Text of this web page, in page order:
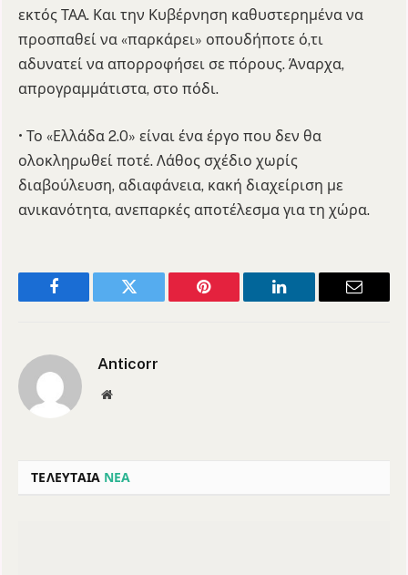
εκτός ΤΑΑ. Και την Κυβέρνηση καθυστερημένα να
προσπαθεί να «παρκάρει» οπουδήποτε ό,τι
αδυνατεί να απορροφήσει σε πόρους. Άναρχα,
απρογραμμάτιστα, στο πόδι.
• Το «Ελλάδα 2.0» είναι ένα έργο που δεν θα
ολοκληρωθεί ποτέ. Λάθος σχέδιο χωρίς
διαβούλευση, αδιαφάνεια, κακή διαχείριση με
ανικανότητα, ανεπαρκές αποτέλεσμα για τη χώρα.
Facebook Twitter Pinterest LinkedIn Email
Anticorr
Website
ΤΕΛΕΥΤΑΙΑ ΝΕΑ